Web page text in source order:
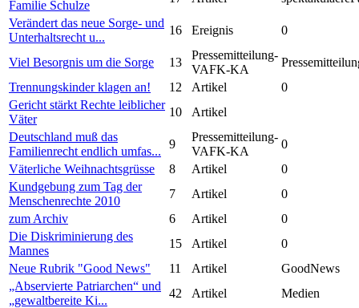
Familie Schulze
Verändert das neue Sorge- und
Unterhaltsrecht u...
16 Ereignis 0
Viel Besorgnis um die Sorge 13
Pressemitteilung-
VAFK-KA
Trennungskinder klagen an!
12 Artikel
0
Gericht stärkt Rechte leiblicher
Väter
10
Artikel
Deutschland muß das
Familienrecht endlich umfas...
9
Pressemitteilung-
VAFK-KA
0
Väterliche Weihnachtsgrüsse
8 Artikel
0
Kundgebung zum Tag der
Menschenrechte 2010
7 Artikel
0
zum Archiv
6 Artikel
0
Die Diskriminierung des
Mannes
15 Artikel
0
Neue Rubrik "Good News"
11 Artikel
GoodNews
„Abservierte Patriarchen“ und
„gewaltbereite Ki...
42 Artikel
Medien